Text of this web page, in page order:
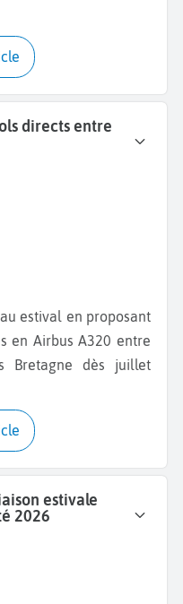
directs entre
en Airbus A320 entre
Bretagne dès juillet
estivale
2026